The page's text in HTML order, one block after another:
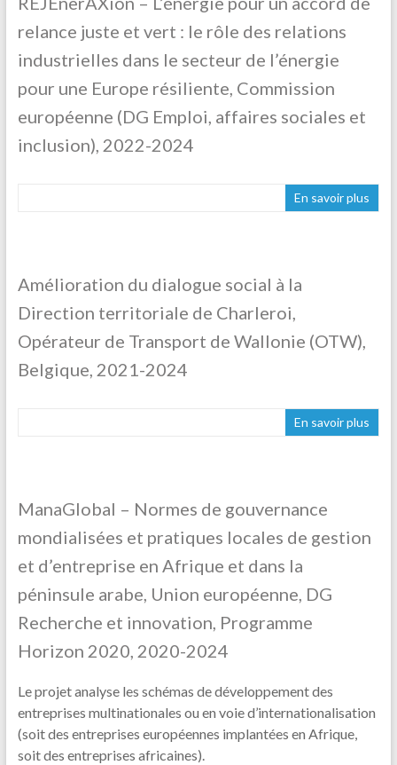
relance juste et vert : le rôle des relations
industrielles dans le secteur de l’énergie
pour une Europe résiliente, Commission
européenne (DG Emploi, affaires sociales et
inclusion), 2022-2024
En savoir plus
Amélioration du dialogue social à la
Direction territoriale de Charleroi,
Opérateur de Transport de Wallonie (OTW),
Belgique, 2021-2024
En savoir plus
ManaGlobal – Normes de gouvernance
mondialisées et pratiques locales de gestion
et d’entreprise en Afrique et dans la
péninsule arabe, Union européenne, DG
Recherche et innovation, Programme
Horizon 2020, 2020-2024
Le projet analyse les schémas de développement des
entreprises multinationales ou en voie d’internationalisation
(soit des entreprises européennes implantées en Afrique,
soit des entreprises africaines).